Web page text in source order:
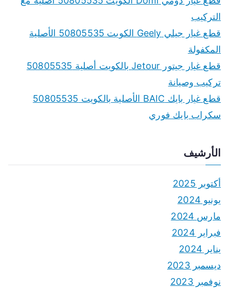
التركيب
قطع غيار جيلي Geely الكويت 50805535 الأصلية
المكفولة
قطع غيار جيتور Jetour بالكويت أصلية 50805535
تركيب وصيانة
قطع غيار بايك BAIC الأصلية بالكويت 50805535
سكراب بايك فوري
الأرشيف
أكتوبر 2025
يونيو 2024
مارس 2024
فبراير 2024
يناير 2024
ديسمبر 2023
نوفمبر 2023